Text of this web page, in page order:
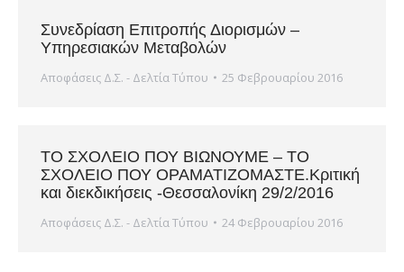
Συνεδρίαση Επιτροπής Διορισμών –
Υπηρεσιακών Μεταβολών
Αποφάσεις Δ.Σ. - Δελτία Τύπου 25 Φεβρουαρίου 2016
ΤΟ ΣΧΟΛΕΙΟ ΠΟΥ ΒΙΩΝΟΥΜΕ – ΤΟ
ΣΧΟΛΕΙΟ ΠΟΥ ΟΡΑΜΑΤΙΖΟΜΑΣΤΕ.Κριτική
και διεκδικήσεις -Θεσσαλονίκη 29/2/2016
Αποφάσεις Δ.Σ. - Δελτία Τύπου 24 Φεβρουαρίου 2016